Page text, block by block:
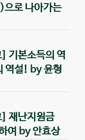
로 나아가는
기본소득의 역
역설! by 윤형
] 재난지원금
여 by 안효상